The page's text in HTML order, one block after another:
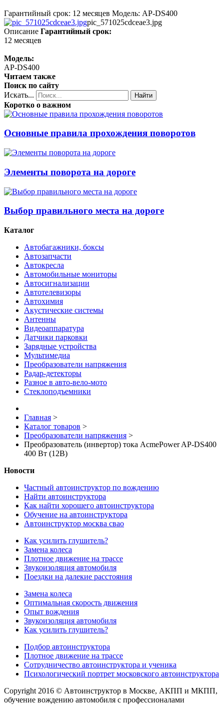
Гарантийный срок: 12 месяцев Модель: AP-DS400
pic_571025cdceae3.jpg
Описание Гарантийный срок:
12 месяцев
Модель:
AP-DS400
Читаем также
Поиск по сайту
Искать...
Найти
Коротко о важном
Основные правила прохождения поворотов
Элементы поворота на дороге
Выбор правильного места на дороге
Каталог
Автобагажники, боксы
Автозапчасти
Автокресла
Автомобильные мониторы
Автосигнализации
Автотелевизоры
Автохимия
Акустические системы
Антенны
Видеоаппаратура
Датчики парковки
Зарядные устройства
Мультимедиа
Преобразователи напряжения
Радар-детекторы
Разное в авто-вело-мото
Стеклоподъемники
Главная >
Каталог товаров >
Преобразователи напряжения >
Преобразователь (инвертор) тока AcmePower AP-DS400
400 Вт (12В)
Новости
Частный автоинструктор по вождению
Найти автоинструктора
Как найти хорошего автоинструктора
Обучение на автоинструктора
Автоинструктор москва свао
Как усилить глушитель?
Замена колеса
Плотное движение на трассе
Звукоизоляция автомобиля
Поездки на далекие расстояния
Замена колеса
Оптимальная скорость движения
Опыт вождения
Звукоизоляция автомобиля
Как усилить глушитель?
Подбор автоинструктора
Плотное движение на трассе
Сотрудничество автоинструктора и ученика
Психологический портрет московского автоинструктора
Copyright 2016 © Автоинструктор в Москве, АКПП и МКПП,
обучение вождению автомобиля с профессионалами